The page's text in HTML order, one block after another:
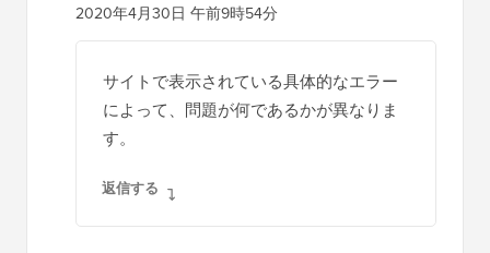
2020年4月30日 午前9時54分
サイトで表示されている具体的なエラー
によって、問題が何であるかが異なりま
す。
返信する